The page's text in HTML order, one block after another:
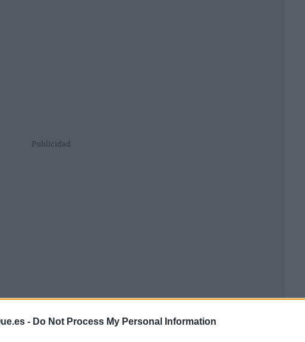
- Do Not Process My Personal Information
Publicidad
Valenciana ha presentado el Plan Resiste